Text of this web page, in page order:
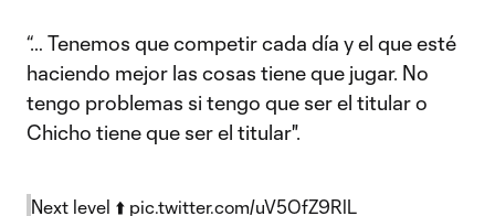
“… Tenemos que competir cada día y el que esté
haciendo mejor las cosas tiene que jugar. No
tengo problemas si tengo que ser el titular o
Chicho tiene que ser el titular".
Next level ⬆️ pic.twitter.com/uV5OfZ9RlL